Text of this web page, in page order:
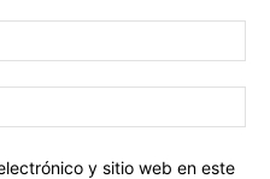
y sitio web en este